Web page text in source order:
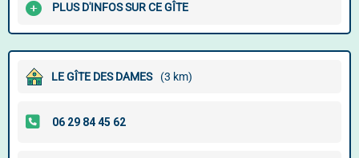
PLUS D'INFOS SUR CE GÎTE
LE GÎTE DES DAMES (3 km)